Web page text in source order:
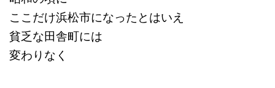
ここだけ浜松市になったとはいえ
貧乏な田舎町には
変わりなく